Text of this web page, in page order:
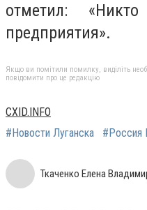
отметил:
предприятия».
Якщо ви помітили помилку, виділіть
повідомити про це редакцію
CXID.INFO
#Новости Луганска
#Россия
Ткаченко Елена